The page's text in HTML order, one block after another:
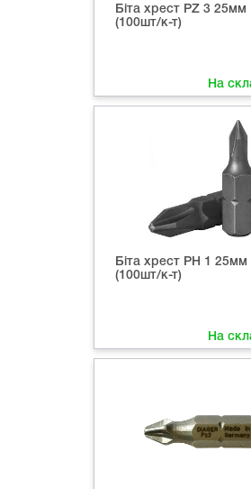
Біта хрест PZ 3 25мм
(100шт/к-т)
На
Біта хрест РН 1 25мм
(100шт/к-т)
На